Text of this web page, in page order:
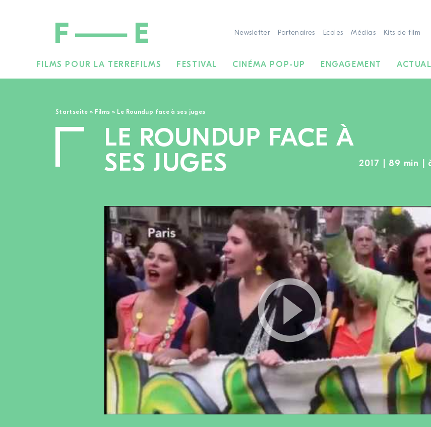
Newsletter Partenaires Ecoles Médias Kits de film
FILMS POUR LA TERRE FILMS FESTIVAL CINÉMA POP-UP ENGAGEMENT
Startseite » Films » Le Roundup face à ses juges
LE ROUNDUP FACE À
SES JUGES
2017 | 89 min |